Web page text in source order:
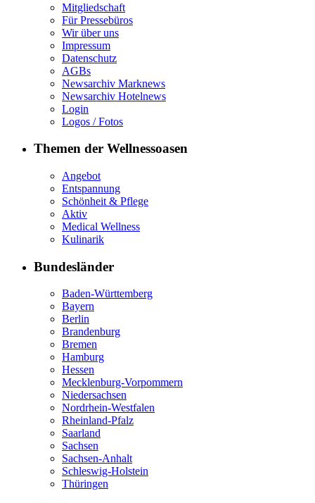
Mitgliedschaft
Für Pressebüros
Wir über uns
Impressum
Datenschutz
AGBs
Newsarchiv Marknews
Newsarchiv Hotelnews
Login
Logos / Fotos
Themen der Wellnessoasen
Angebot
Entspannung
Schönheit & Pflege
Aktiv
Medical Wellness
Kulinarik
Bundesländer
Baden-Württemberg
Bayern
Berlin
Brandenburg
Bremen
Hamburg
Hessen
Mecklenburg-Vorpommern
Niedersachsen
Nordrhein-Westfalen
Rheinland-Pfalz
Saarland
Sachsen
Sachsen-Anhalt
Schleswig-Holstein
Thüringen